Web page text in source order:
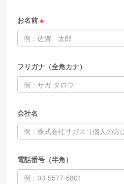
お名前 ※
フリガナ（全角カナ）
会社名
電話番号（半角）